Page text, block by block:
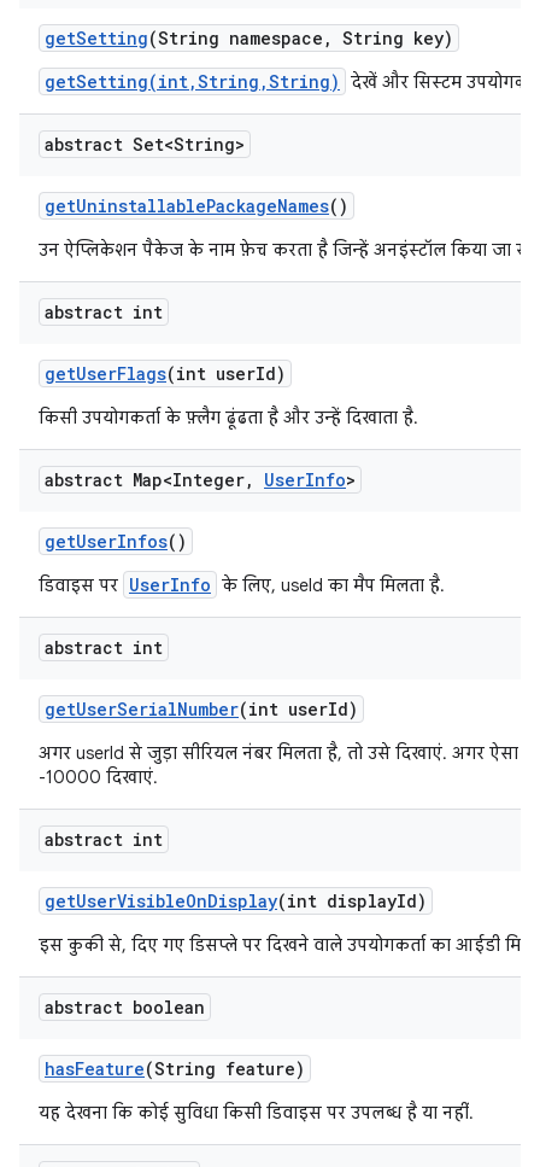
getSetting(String namespace , String key)
getSetting(int,String,String)
देखें और सिस्टम
abstract Set<String>
getUninstallablePackageNames()
उन ऐप्लिकेशन पैकेज के नाम फ़ेच करता है जिन्हें अनइंस्टॉल किया जा
abstract int
getUserFlags(int userId)
किसी उपयोगकर्ता के फ़्लैग ढूंढता है और उन्हें दिखाता है.
abstract Map<Integer, UserInfo>
getUserInfos()
डिवाइस पर UserInfo के लिए, useId का मैप मिलता है.
abstract int
getUserSerialNumber(int userId)
अगर userId से जुड़ा सीरियल नंबर मिलता है, तो उसे दिखाएं. अगर ऐसा
-10000 दिखाएं.
abstract int
getUserVisibleOnDisplay(int displayId)
इस कुकी से, दिए गए डिसप्ले पर दिखने वाले उपयोगकर्ता का आईडी
abstract boolean
hasFeature(String feature)
यह देखना कि कोई सुविधा किसी डिवाइस पर उपलब्ध है या नहीं.